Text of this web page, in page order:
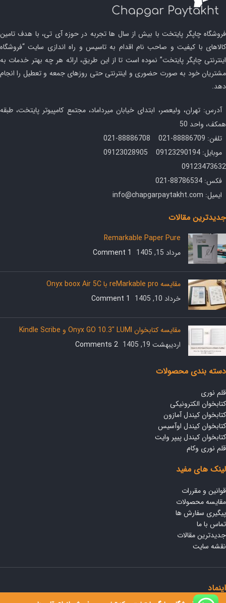
فروشگاه چاپگر پایتخت با بیش از سال ها تجربه در حوزه آی تی، با هدف تامین
کالاهای با کیفیت و صاحب نام اقدام به تاسیس و راه اندازی سایت “فروشگاه
اینترنتی چاپگر پایتخت” نموده است تا از این طریق، ارائه هر چه بهتر خدمات به
مشتریان خود به صورت حضوری و اینترنتی حتی روزهای جمعه و تعطیل را انجام
دهد.
آدرس: تهران، ولیعصر، ابتدای خیابان میرداماد، مجتمع کامپیوتر پایتخت، طبقه
همکف، واحد 50
تلفن: 88886709-021 88886708-021
موبایل: 09123290194 09123028905
09123473632
فکس: 88786534-021
ایمیل: info@chapgarpaytakht.com
جدیدترین مقالات
Remarkable Paper Pure
مرداد 15, 1405
1 Comment
مقایسه reMarkable pro با Onyx boox Air 5C
خرداد 10, 1405
1 Comment
مقایسه کتابخوان Onyx GO 10.3″ LUMI و Kindle Scribe
اردیبهشت 19, 1405
2 Comments
دسته بندی محصولات
قلم نوری
کتابخوان الکترونیکی
کتابخوان کیندل آمازون
کتابخوان کیندل اوآسیس
کتابخوان کیندل پیپر وایت
قلم نوری وکام
لینک های مفید
قوانین و مقررات
مقایسه محصولات
پیگیری سفارش ها
تماس با ما
جدیدترین مقالات
نقشه سایت
اینماد